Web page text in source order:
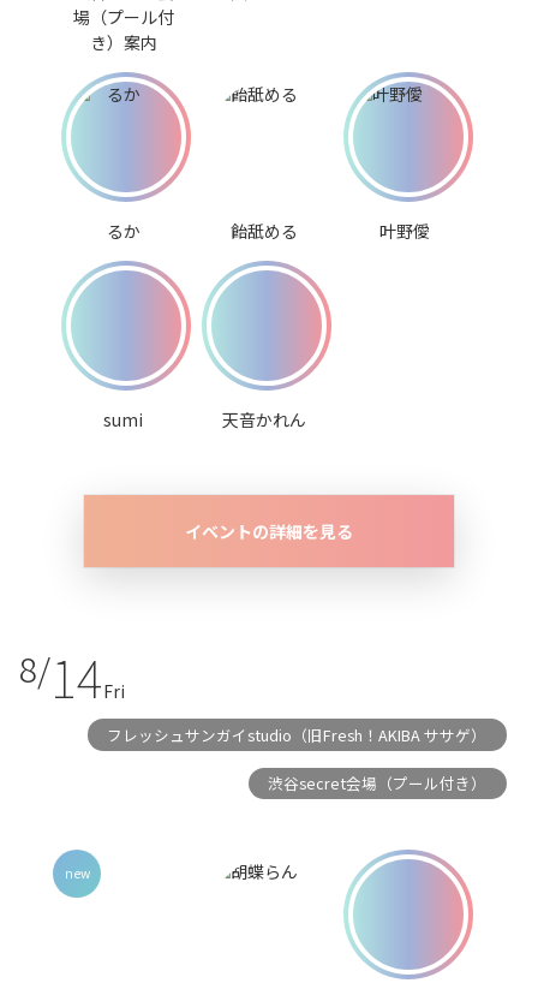
場（プール付
き）案内
るか 飴舐める 叶野僾
sumi 天音かれん
イベントの詳細を見る
8/14Fri
フレッシュサンガイstudio（旧Fresh！AKIBA ササゲ）
渋谷secret会場（プール付き）